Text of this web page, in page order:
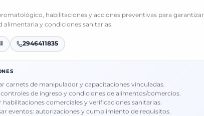
habilitaciones y acciones preventivas para garantizar
alimentaria y condiciones sanitarias.
2946411835
carnets de manipulador y capacitaciones vinculadas.
controles de ingreso y condiciones de alimentos/comercios.
habilitaciones comerciales y verificaciones sanitarias.
eventos: autorizaciones y cumplimiento de requisitos.